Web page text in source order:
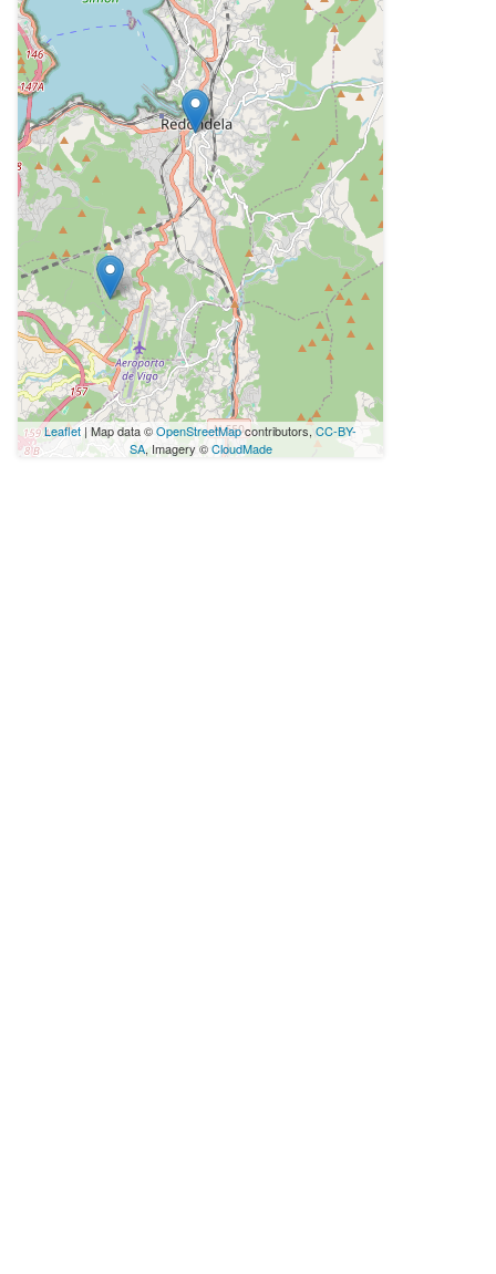
Leaflet | Map data ©OpenStreetMapcontributors, CC-BY-
SA, Imagery ©CloudMade